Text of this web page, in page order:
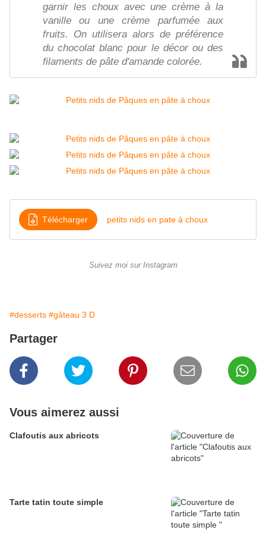
garnir les choux avec une crème à la
vanille ou une crème parfumée aux
fruits. On utilisera alors de préférence
du chocolat blanc pour le décor ou des
filaments de pâte d'amande colorée.
Télécharger petits nids en pate à choux
Suivez moi sur Instagram
#desserts #gâteau 3 D
Partager
Vous aimerez aussi
Clafoutis aux abricots
Tarte tatin toute simple